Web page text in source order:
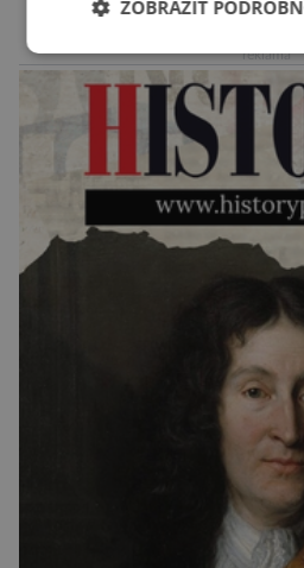
kontrolního a zkušebního
(ÚKZÚZ) podřízeného
zemědělství. Ornitologové
je mnoho živočichů a
reklama
ZOBRAZIT